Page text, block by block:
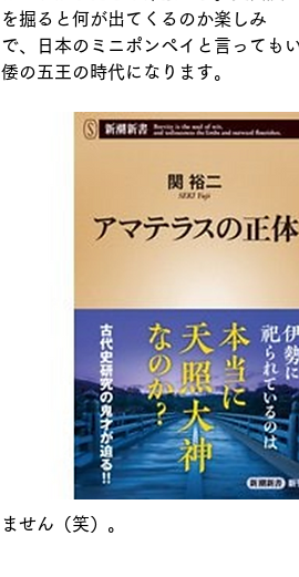
を掘ると何が出てくるのか楽しみ
で、日本のミニポンペイと言っても
倭の五王の時代になります。
ません（笑）。